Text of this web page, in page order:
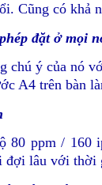
Cũng có khả
đặt ở mọi
chú ý của nó
A4 trên bàn
80 ppm / 160
đợi lâu với